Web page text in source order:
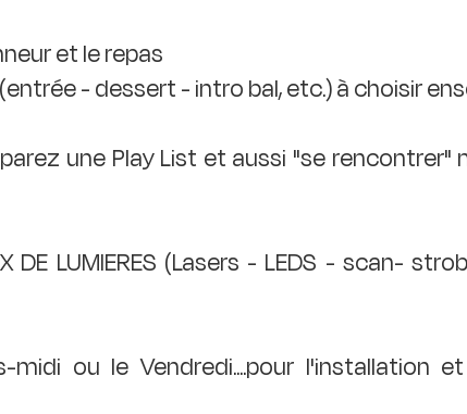
et le repas
- dessert - intro bal, etc.) à choisir
une Play List et aussi "se rencontrer"
DE LUMIERES (Lasers - LEDS - scan-
ou le Vendredi....pour l'installation